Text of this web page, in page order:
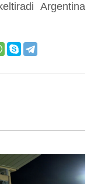
Argentina